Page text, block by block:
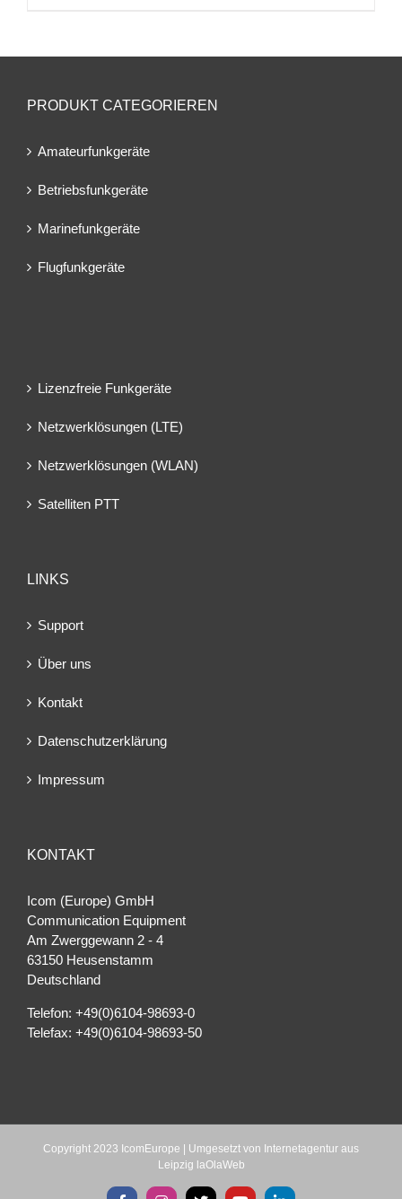
PRODUKT CATEGORIEREN
Amateurfunkgeräte
Betriebsfunkgeräte
Marinefunkgeräte
Flugfunkgeräte
Lizenzfreie Funkgeräte
Netzwerklösungen (LTE)
Netzwerklösungen (WLAN)
Satelliten PTT
LINKS
Support
Über uns
Kontakt
Datenschutzerklärung
Impressum
KONTAKT
Icom (Europe) GmbH
Communication Equipment
Am Zwerggewann 2 ‐ 4
63150 Heusenstamm
Deutschland
Telefon: +49(0)6104-98693-0
Telefax: +49(0)6104-98693-50
Copyright 2023 IcomEurope | Umgesetzt von Internetagentur aus
Leipzig laOlaWeb